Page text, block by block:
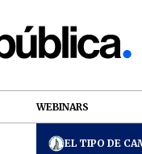
WEBINARS
EL TIPO DE